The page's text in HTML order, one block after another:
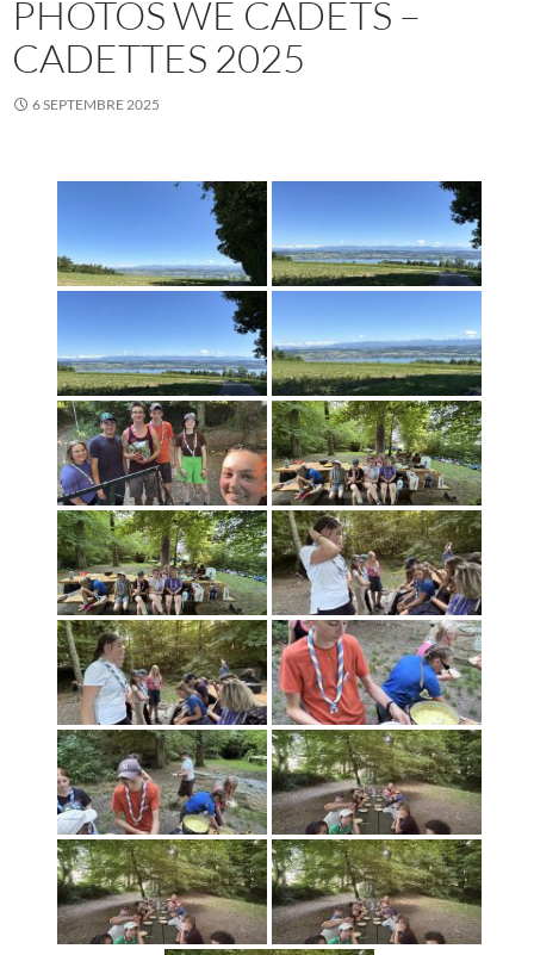
PHOTOS WE CADETS –
CADETTES 2025
6 SEPTEMBRE 2025